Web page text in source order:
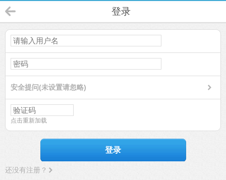
登录
安全提问(未设置请忽略)
点击重新加载
登录
还没有注册？